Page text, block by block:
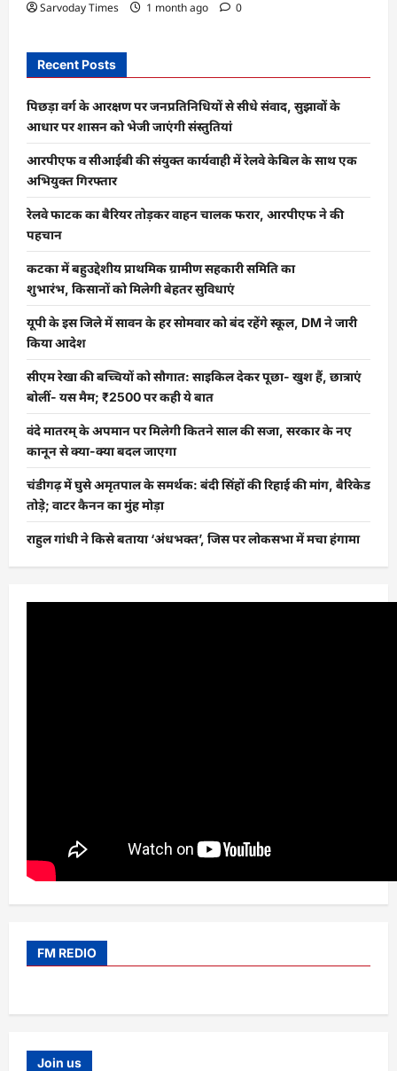
Sarvoday Times 1 month ago 0
Recent Posts
पिछड़ा वर्ग के आरक्षण पर जनप्रतिनिधियों से सीधे संवाद, सुझावों के
आधार पर शासन को भेजी जाएंगी संस्तुतियां
आरपीएफ व सीआईबी की संयुक्त कार्यवाही में रेलवे केबिल के साथ एक
अभियुक्त गिरफ्तार
रेलवे फाटक का बैरियर तोड़कर वाहन चालक फरार, आरपीएफ ने की
पहचान
कटका में बहुउद्देशीय प्राथमिक ग्रामीण सहकारी समिति का
शुभारंभ, किसानों को मिलेगी बेहतर सुविधाएं
यूपी के इस जिले में सावन के हर सोमवार को बंद रहेंगे स्कूल, DM ने जारी
किया आदेश
सीएम रेखा की बच्चियों को सौगात: साइकिल देकर पूछा- खुश हैं, छात्राएं
बोलीं- यस मैम; ₹2500 पर कही ये बात
वंदे मातरम् के अपमान पर मिलेगी कितने साल की सजा, सरकार के नए
कानून से क्या-क्या बदल जाएगा
चंडीगढ़ में घुसे अमृतपाल के समर्थक: बंदी सिंहों की रिहाई की मांग, बैरिकेड
तोड़े; वाटर कैनन का मुंह मोड़ा
राहुल गांधी ने किसे बताया ‘अंधभक्त’, जिस पर लोकसभा में मचा हंगामा
FM REDIO
Join us